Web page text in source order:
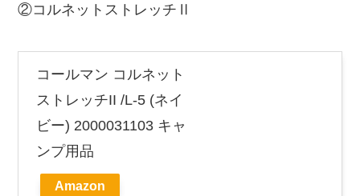
②コルネットストレッチⅡ
コールマン コルネット
ストレッチII /L-5 (ネイ
ビー) 2000031103 キャ
ンプ用品
Amazon